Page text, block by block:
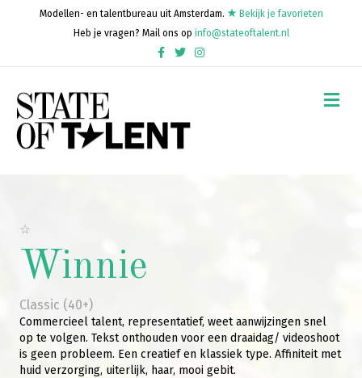
Modellen- en talentbureau uit Amsterdam.
Bekijk je favorieten
Heb je vragen? Mail ons op info@stateoftalent.nl
FacebookTwitterInstagram
Winnie
Classic (40+)
Commercieel talent, representatief, weet aanwijzingen snel
op te volgen. Tekst onthouden voor een draaidag/ videoshoot
is geen probleem. Een creatief en klassiek type. Affiniteit met
huid verzorging, uiterlijk, haar, mooi gebit.